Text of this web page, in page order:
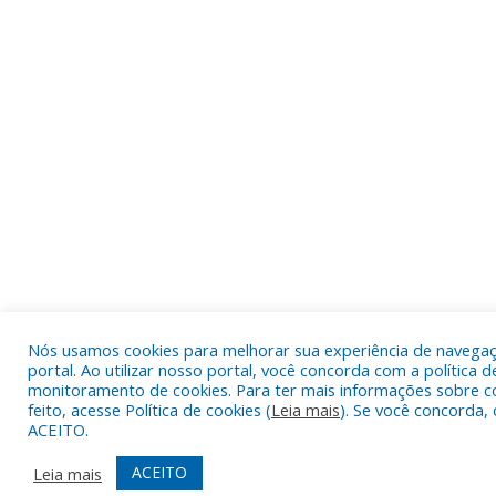
Nós usamos cookies para melhorar sua experiência de
portal. Ao utilizar nosso portal, você concorda com a política
monitoramento de cookies. Para ter mais informações sobre
feito, acesse Política de cookies (Leia mais). Se você concorda,
ACEITO.
Leia mais
ACEITO